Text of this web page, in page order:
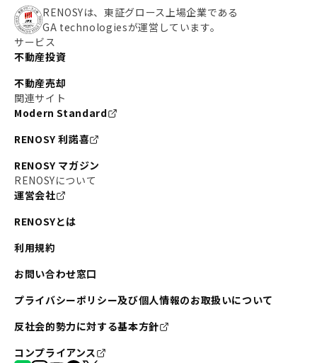
RENOSYは、東証グロース上場企業である
GA technologiesが運営しています。
サービス
不動産投資
不動産売却
関連サイト
Modern Standard
RENOSY 利諾喜
RENOSY マガジン
RENOSYについて
運営会社
RENOSYとは
利用規約
お問い合わせ窓口
プライバシーポリシー及び個人情報のお取扱いについて
反社会的勢力に対する基本方針
コンプライアンス